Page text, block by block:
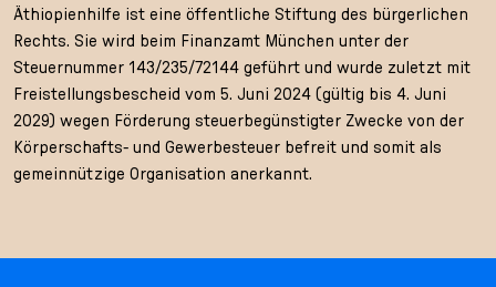
Äthiopienhilfe ist eine öffentliche Stiftung des bürgerlichen
Rechts. Sie wird beim Finanzamt München unter der
Steuernummer 143/235/72144 geführt und wurde zuletzt mit
Freistellungsbescheid vom 5. Juni 2024 (gültig bis 4. Juni
2029) wegen Förderung steuerbegünstigter Zwecke von der
Körperschafts- und Gewerbesteuer befreit und somit als
gemeinnützige Organisation anerkannt.